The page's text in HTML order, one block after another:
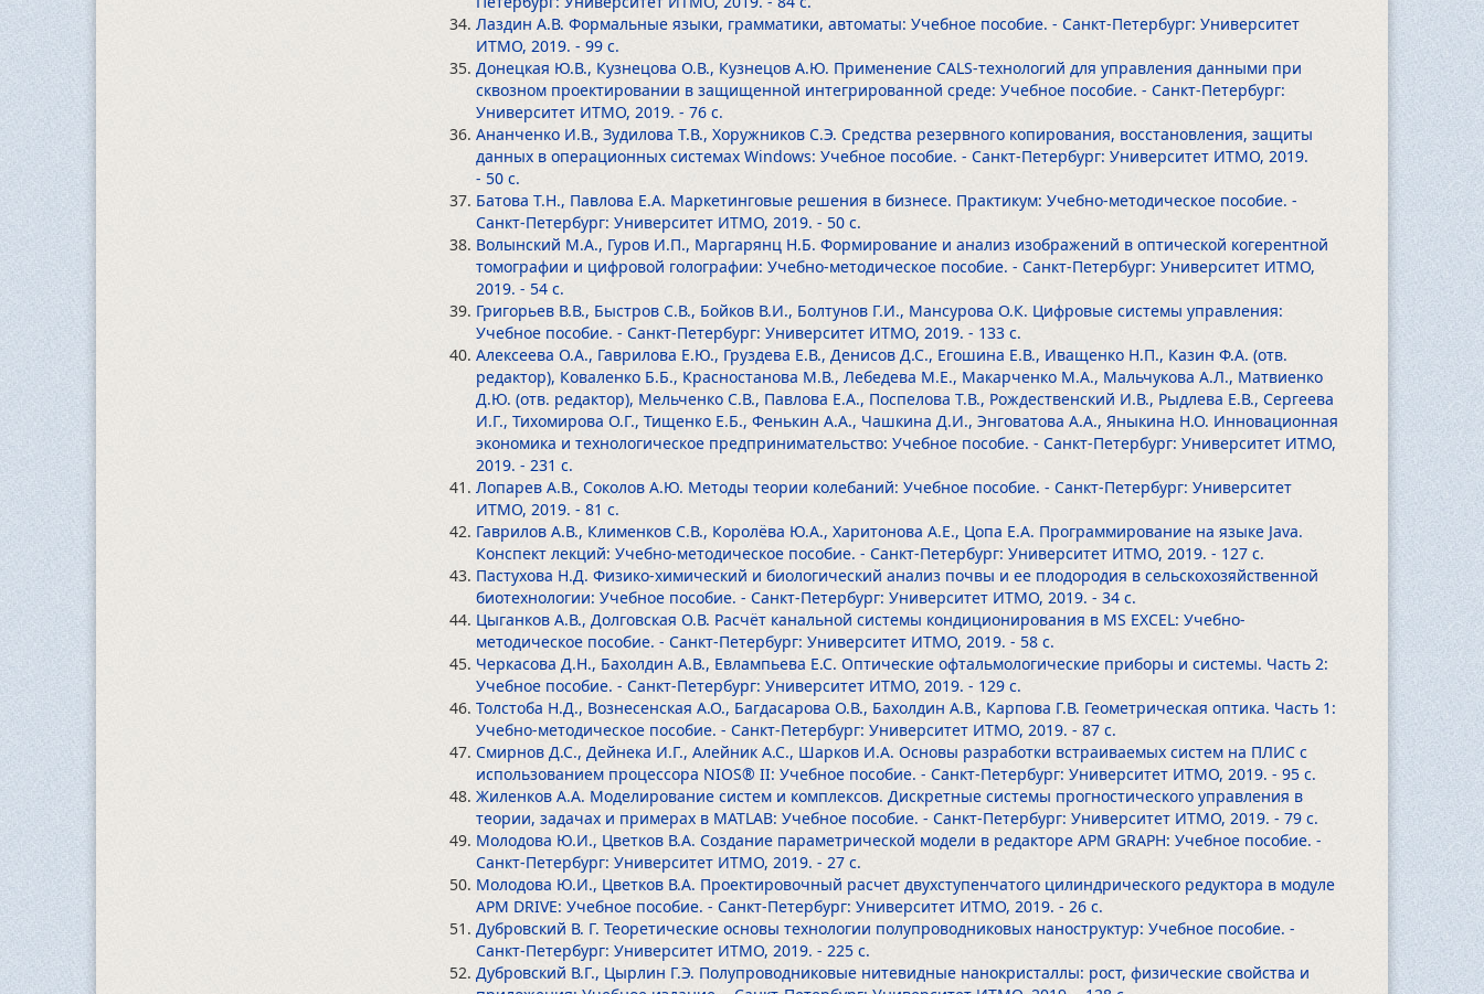
Лаздин А.В. Формальные языки, грамматики, автоматы: Учебное пособие. - Санкт-Петербург: Университет
ИТМО, 2019. - 99 с.
Донецкая Ю.В., Кузнецова О.В., Кузнецов А.Ю. Применение CALS-технологий для управления данными при
сквозном проектировании в защищенной интегрированной среде: Учебное пособие. - Санкт-Петербург:
Университет ИТМО, 2019. - 76 с.
Ананченко И.В., Зудилова Т.В., Хоружников С.Э. Средства резервного копирования, восстановления, защиты
данных в операционных системах Windows: Учебное пособие. - Санкт-Петербург: Университет ИТМО, 2019.
- 50 с.
Батова Т.Н., Павлова Е.А. Маркетинговые решения в бизнесе. Практикум: Учебно-методическое пособие. -
Санкт-Петербург: Университет ИТМО, 2019. - 50 с.
Волынский М.А., Гуров И.П., Маргарянц Н.Б. Формирование и анализ изображений в оптической когерентной
томографии и цифровой голографии: Учебно-методическое пособие. - Санкт-Петербург: Университет ИТМО,
2019. - 54 с.
Григорьев В.В., Быстров С.В., Бойков В.И., Болтунов Г.И., Мансурова О.К. Цифровые системы управления:
Учебное пособие. - Санкт-Петербург: Университет ИТМО, 2019. - 133 с.
Алексеева О.А., Гаврилова Е.Ю., Груздева Е.В., Денисов Д.С., Егошина Е.В., Иващенко Н.П., Казин Ф.А. (отв.
редактор), Коваленко Б.Б., Красностанова М.В., Лебедева М.Е., Макарченко М.А., Мальчукова А.Л., Матвиенко
Д.Ю. (отв. редактор), Мельченко С.В., Павлова Е.А., Поспелова Т.В., Рождественский И.В., Рыдлева Е.В., Сергеева
И.Г., Тихомирова О.Г., Тищенко Е.Б., Фенькин А.А., Чашкина Д.И., Энговатова А.А., Яныкина Н.О. Инновационная
экономика и технологическое предпринимательство: Учебное пособие. - Санкт-Петербург: Университет ИТМО,
2019. - 231 с.
Лопарев А.В., Соколов А.Ю. Методы теории колебаний: Учебное пособие. - Санкт-Петербург: Университет
ИТМО, 2019. - 81 с.
Гаврилов А.В., Клименков С.В., Королёва Ю.А., Харитонова А.Е., Цопа Е.А. Программирование на языке Java.
Конспект лекций: Учебно-методическое пособие. - Санкт-Петербург: Университет ИТМО, 2019. - 127 с.
Пастухова Н.Д. Физико-химический и биологический анализ почвы и ее плодородия в сельскохозяйственной
биотехнологии: Учебное пособие. - Санкт-Петербург: Университет ИТМО, 2019. - 34 с.
Цыганков А.В., Долговская О.В. Расчёт канальной системы кондиционирования в MS EXCEL: Учебно-
методическое пособие. - Санкт-Петербург: Университет ИТМО, 2019. - 58 с.
Черкасова Д.Н., Бахолдин А.В., Евлампьева Е.С. Оптические офтальмологические приборы и системы. Часть 2:
Учебное пособие. - Санкт-Петербург: Университет ИТМО, 2019. - 129 с.
Толстоба Н.Д., Вознесенская А.О., Багдасарова О.В., Бахолдин А.В., Карпова Г.В. Геометрическая оптика. Часть 1:
Учебно-методическое пособие. - Санкт-Петербург: Университет ИТМО, 2019. - 87 с.
Смирнов Д.С., Дейнека И.Г., Алейник А.С., Шарков И.А. Основы разработки встраиваемых систем на ПЛИС с
использованием процессора NIOS® II: Учебное пособие. - Санкт-Петербург: Университет ИТМО, 2019. - 95 с.
Жиленков A.А. Моделирование систем и комплексов. Дискретные системы прогностического управления в
теории, задачах и примерах в MATLAB: Учебное пособие. - Санкт-Петербург: Университет ИТМО, 2019. - 79 с.
Молодова Ю.И., Цветков В.А. Создание параметрической модели в редакторе APM GRAPH: Учебное пособие. -
Санкт-Петербург: Университет ИТМО, 2019. - 27 с.
Молодова Ю.И., Цветков В.А. Проектировочный расчет двухступенчатого цилиндрического редуктора в модуле
APM DRIVE: Учебное пособие. - Санкт-Петербург: Университет ИТМО, 2019. - 26 с.
Дубровский В. Г. Теоретические основы технологии полупроводниковых наноструктур: Учебное пособие. -
Санкт-Петербург: Университет ИТМО, 2019. - 225 с.
Дубровский В.Г., Цырлин Г.Э. Полупроводниковые нитевидные нанокристаллы: рост, физические свойства и